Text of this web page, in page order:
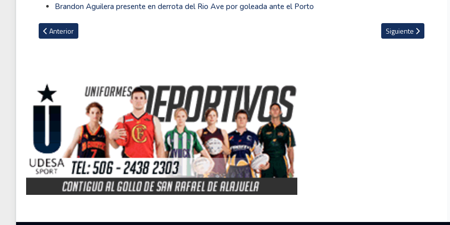
Brandon Aguilera presente en derrota del Rio Ave por goleada ante el Porto
Artículo anterior: Crónica del día: juventud, récords y sorpresas en Tokio 2025
Anterior Artículo siguiente: El
Siguiente